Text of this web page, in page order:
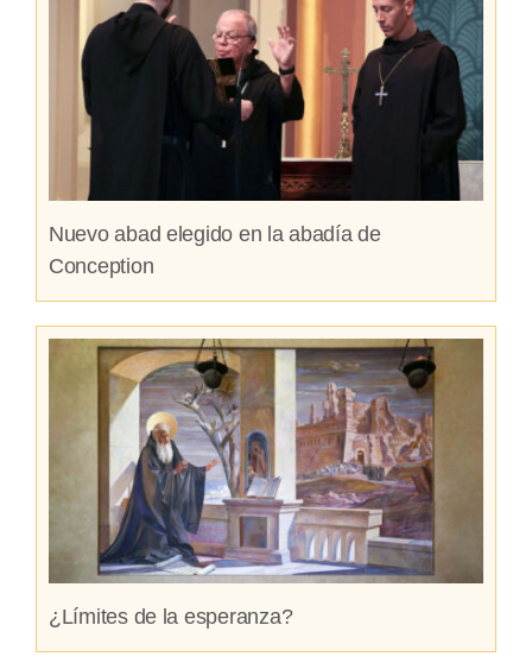
Nuevo abad elegido en la abadía de
Conception
¿Límites de la esperanza?